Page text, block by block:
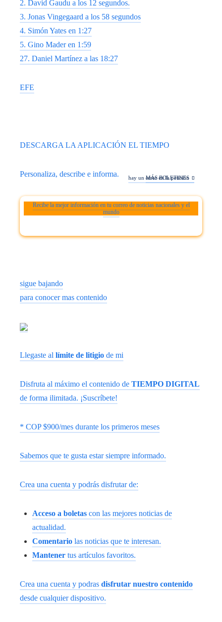
2. David Gaudu a los 12 segundos.
3. Jonas Vingegaard a los 58 segundos
4. Simón Yates en 1:27
5. Gino Mader en 1:59
27. Daniel Martínez a las 18:27
EFE
DESCARGA LA APLICACIÓN EL TIEMPO
Personaliza, describe e informa.
Recibe la mejor información en tu correo de noticias nacionales y el
mundo
MÁS BOLETINES
hay un error en la petición
sigue bajando
para conocer mas contenido
Llegaste al límite de litigio de mi
Disfruta al máximo el contenido de TIEMPO DIGITAL
de forma ilimitada. ¡Suscríbete!
* COP $900/mes durante los primeros meses
Sabemos que te gusta estar siempre informado.
Crea una cuenta y podrás disfrutar de:
Acceso a boletas con las mejores noticias de
actualidad.
Comentario las noticias que te interesan.
Mantener tus artículos favoritos.
Crea una cuenta y podras disfrutar nuestro contenido
desde cualquier dispositivo.